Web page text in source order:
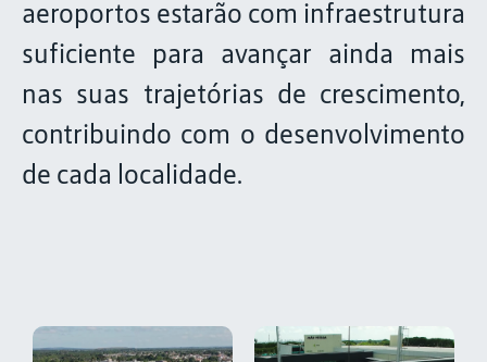
aeroportos estarão com infraestrutura
suficiente para avançar ainda mais
nas suas trajetórias de crescimento,
contribuindo com o desenvolvimento
de cada localidade.